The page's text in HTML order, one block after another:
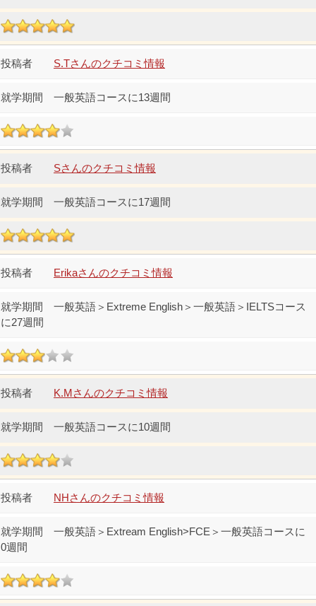
S.Tさんのクチコミ情報
一般英語コースに13週間
Sさんのクチコミ情報
一般英語コースに17週間
Erikaさんのクチコミ情報
一般英語＞Extreme English＞一般英語＞IELTSコース
に27週間
K.Mさんのクチコミ情報
一般英語コースに10週間
NHさんのクチコミ情報
一般英語＞Extream English>FCE＞一般英語コースに
0週間